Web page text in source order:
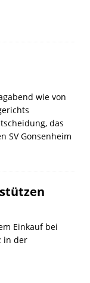
wie von
das
SV Gonsenheim
Einkauf bei
in der